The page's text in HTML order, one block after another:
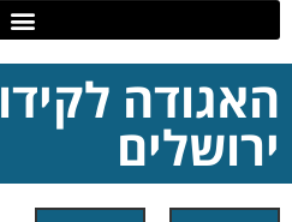
האגודה
ירושלים